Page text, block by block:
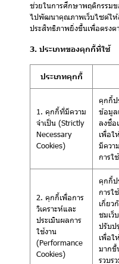
ช่วยในการศึกษาพฤติกรรม
ไปพัฒนาคุณภาพเว็บไซต์ให้
ประสิทธิภาพยิ่งขึ้นเพื่อตรง
3. ประเภทของคุกกี้ที่ใช้
ประเภทคุกกี้
1. คุกกี้ที่มีความ
จำเป็น (Strictly
Necessary
Cookies)
คุกกี้ป
ข้อมูล
ลงชื่อ
เพื่อใ
มีควา
การใ
2. คุกกี้เพื่อการ
วิเคราะห์และ
ประเมินผลการ
ใช้งาน
(Performance
Cookies)
คุกกี้ป
การใ
เกี่ยว
ชมเว็
ปรับป
เพื่อใ
มากขึ้
รวบร